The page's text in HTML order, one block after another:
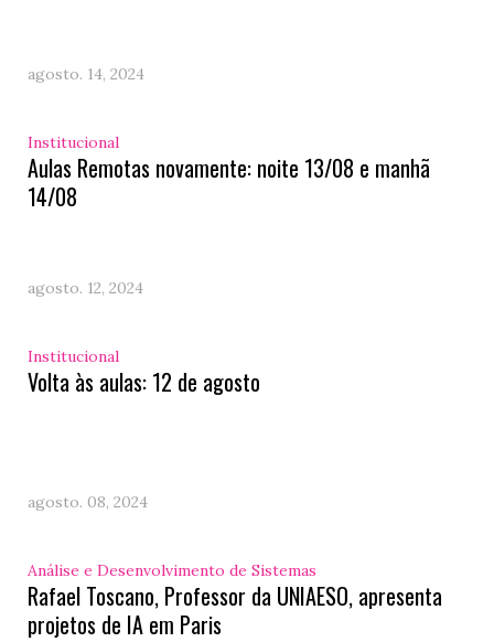
agosto. 14, 2024
Institucional
Aulas Remotas novamente: noite 13/08 e manhã
14/08
agosto. 12, 2024
Institucional
Volta às aulas: 12 de agosto
agosto. 08, 2024
Análise e Desenvolvimento de Sistemas
Rafael Toscano, Professor da UNIAESO, apresenta
projetos de IA em Paris